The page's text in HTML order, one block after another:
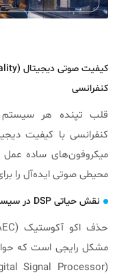
کنفرانسی
قلب تپنده هر
کنفرانسی با کیفیت
میکروفون‌های ساده عمل
محیطی صوتی ایده‌آل را
نقش حیاتی DSP در سیستم صوت کنفرانسی
مشکل رایجی است که